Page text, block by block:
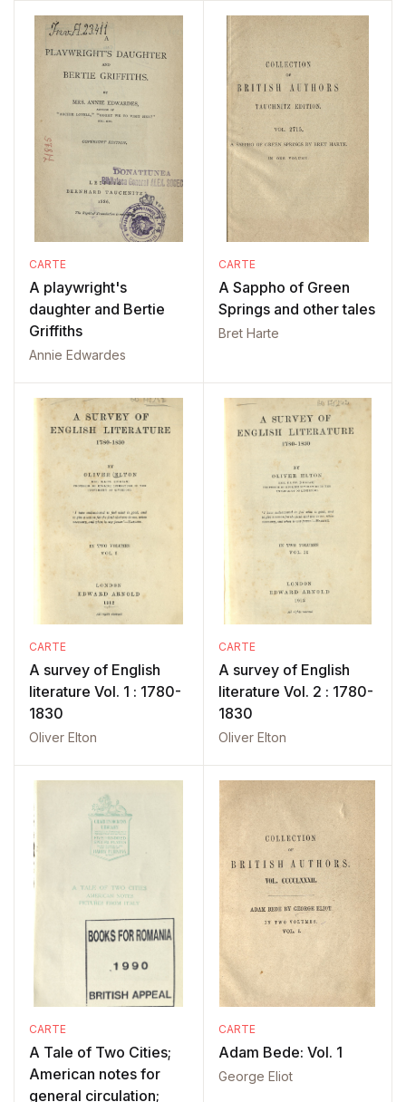
CARTE
A playwright's
daughter and Bertie
Griffiths
Annie Edwardes
CARTE
A Sappho of Green
Springs and other tales
Bret Harte
CARTE
A survey of English
literature Vol. 1 : 1780-
1830
Oliver Elton
CARTE
A survey of English
literature Vol. 2 : 1780-
1830
Oliver Elton
CARTE
A Tale of Two Cities;
American notes for
general circulation;
CARTE
Adam Bede: Vol. 1
George Eliot